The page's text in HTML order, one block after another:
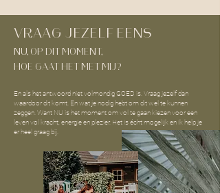
VRAAG JEZELF EENS
NU, OP DIT MOMENT,
HOE GAAT HET MET MIJ?
En als het antwoord niet volmondig GOED is. Vraag jezelf dan
waardoor dit komt. En wat je nodig hebt om dit wel te kunnen
zeggen. Want NU is het moment om vol te gaan kiezen voor een
leven vol kracht, energie en plezier. Het is écht mogelijk en ik help je
er heel graag bij.